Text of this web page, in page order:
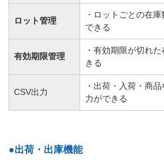
ロット管理
・ロットごとの在
できる
有効期限管理
・有効期限が切れ
きる
CSV出力
・出荷・入荷・商
力ができる
●出荷・出庫機能